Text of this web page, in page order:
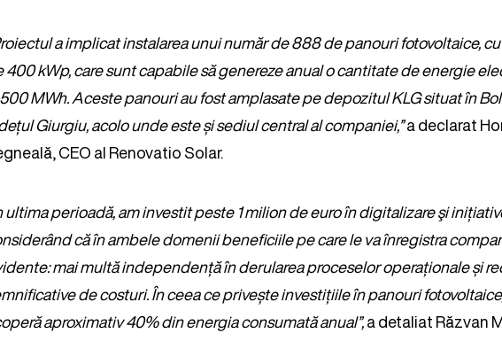
a implicat instalarea unui număr de 888 de panouri fotovoltaice,
400 kWp, care sunt capabile să genereze anual o cantitate de energie
MWh. Aceste panouri au fost amplasate pe depozitul KLG situat în
Giurgiu, acolo unde este și sediul central al companiei,”a declarat
CEO al Renovatio Solar.
ultima perioadă, am investit peste 1 milion de euro în digitalizare şi
că în ambele domenii beneficiile pe care le va înregistra
mai multă independență în derularea proceselor operaționale și
de costuri. În ceea ce privește investițiile în panouri
aproximativ 40% din energia consumată anual”,a detaliat Răzvan